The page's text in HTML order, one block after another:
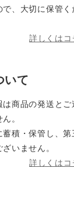
、大切に保管く
詳しくはコ
いて
商品の発送とご
。
積・保管し、第
いません。
詳しくはコ